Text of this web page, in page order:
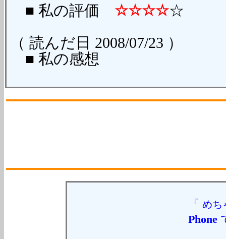
■ 私の評価 ☆☆☆☆☆
（ 読んだ日 2008/07/23 ）
■ 私の感想
『 めち
Phone